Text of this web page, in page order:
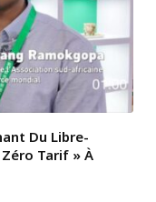
Du Libre-
Zéro Tarif » À